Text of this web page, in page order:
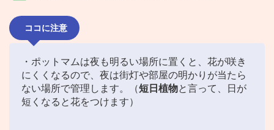
ココに注意
・ポットマムは夜も明るい場所に置くと、花が咲き
にくくなるので、夜は街灯や部屋の明かりが当たら
ない場所で管理します。（短日植物と言って、日が
短くなると花をつけます）